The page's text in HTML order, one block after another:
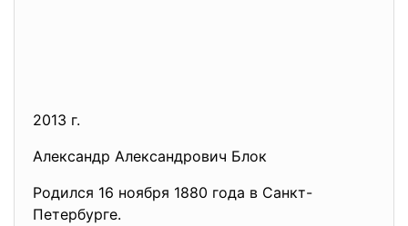
2013 г.
Александр Александрович Блок
Родился 16 ноября 1880 года в Санкт-
Петербурге.